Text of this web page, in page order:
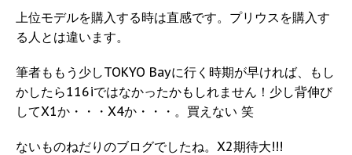
上位モデルを購入する時は直感です。プリウスを購入す
る人とは違います。
筆者ももう少しTOKYO Bayに行く時期が早ければ、もし
かしたら116iではなかったかもしれません！少し背伸び
してX1か・・・X4か・・・。買えない 笑
ないものねだりのブログでしたね。X2期待大!!!